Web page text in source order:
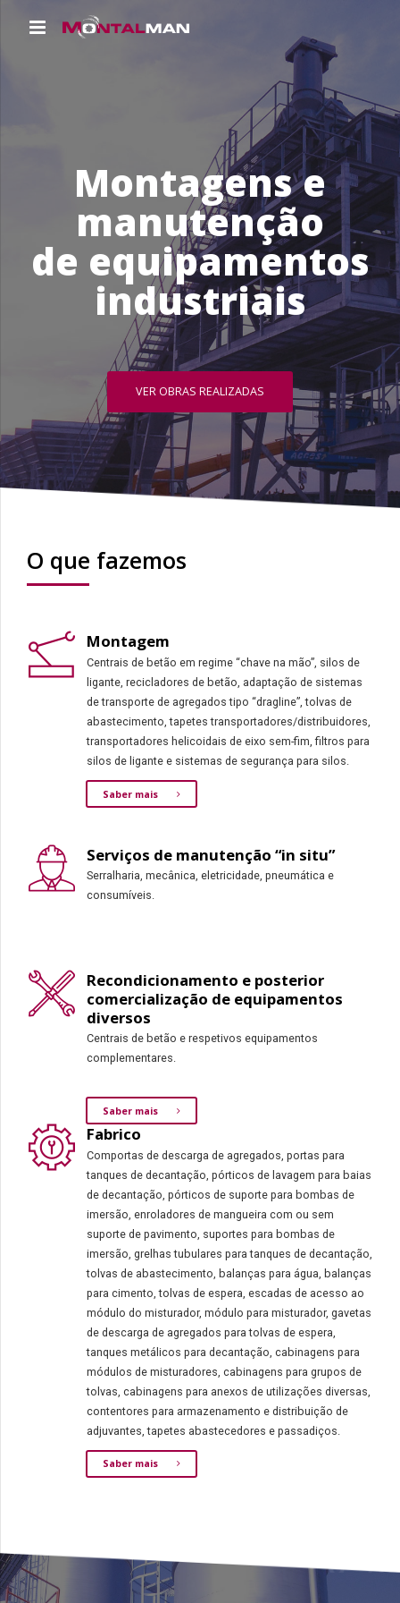
Montagens e
manutenção
de equipamentos
industriais
VER OBRAS REALIZADAS
O que fazemos
Montagem
Centrais de betão em regime “chave na mão”, silos de
ligante, recicladores de betão, adaptação de sistemas
de transporte de agregados tipo “dragline”, tolvas de
abastecimento, tapetes transportadores/distribuidores,
transportadores helicoidais de eixo sem-fim, filtros para
silos de ligante e sistemas de segurança para silos.
Saber mais
Serviços de manutenção “in situ”
Serralharia, mecânica, eletricidade, pneumática e
consumíveis.
Recondicionamento e posterior
comercialização de equipamentos
diversos
Centrais de betão e respetivos equipamentos
complementares.
Saber mais
Fabrico
Comportas de descarga de agregados, portas para
tanques de decantação, pórticos de lavagem para baias
de decantação, pórticos de suporte para bombas de
imersão, enroladores de mangueira com ou sem
suporte de pavimento, suportes para bombas de
imersão, grelhas tubulares para tanques de decantação,
tolvas de abastecimento, balanças para água, balanças
para cimento, tolvas de espera, escadas de acesso ao
módulo do misturador, módulo para misturador, gavetas
de descarga de agregados para tolvas de espera,
tanques metálicos para decantação, cabinagens para
módulos de misturadores, cabinagens para grupos de
tolvas, cabinagens para anexos de utilizações diversas,
contentores para armazenamento e distribuição de
adjuvantes, tapetes abastecedores e passadiços.
Saber mais